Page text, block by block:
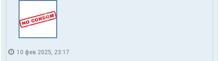
10 фев 2025, 23:17